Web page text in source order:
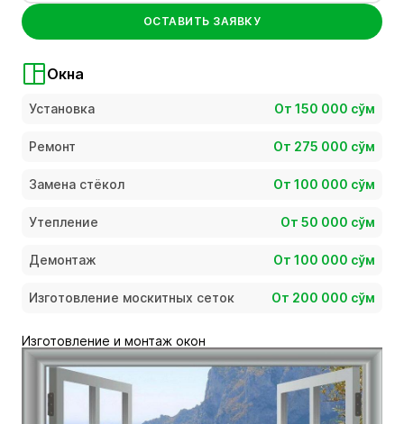
ОСТАВИТЬ ЗАЯВКУ
Окна
Установка От 150 000 сўм
Ремонт От 275 000 сўм
Замена стёкол От 100 000 сўм
Утепление От 50 000 сўм
Демонтаж От 100 000 сўм
Изготовление москитных сеток От 200 000 сўм
Изготовление и монтаж окон